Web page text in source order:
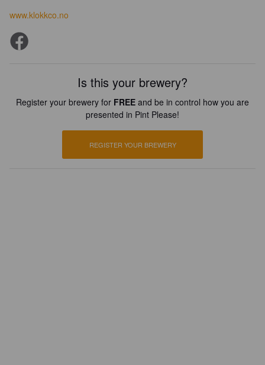
www.klokkco.no
Is this your brewery?
Register your brewery for FREE and be in control how you are
presented in Pint Please!
REGISTER YOUR BREWERY